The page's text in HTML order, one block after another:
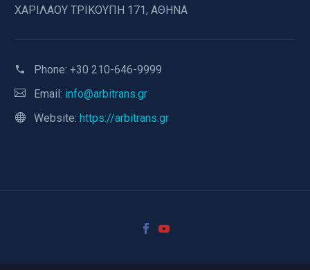
ΧΑΡΙΛΑΟΥ ΤΡΙΚΟΥΠΗ 171, ΑΘΗΝΑ
Phone: +30 210-646-9999
Email: info@arbitrans.gr
Website: https://arbitrans.gr